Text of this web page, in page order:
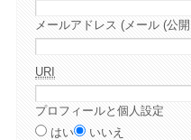
メールアドレス (メール (公
URI
プロフィールと個人設定
はい
いいえ